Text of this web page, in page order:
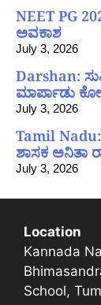
NEET PG
ಅವಕಾಶ
July 3, 2026
Darshan:
ಮಾರ್ಪಾಡು
July 3, 2026
Tamil
ಶಾಸಕ ಅನಿತಾ
July 3, 2026
Location
Kannada
School,